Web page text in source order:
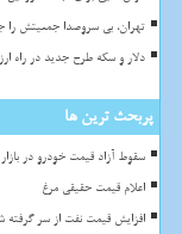
تهران، بی سروصدا جمعیتش را
دلار و سکه طرح جدید در راه
پربحث ترین ها
سقوط آزاد قیمت خودرو در بازار
اعلام قیمت حقیقی مرغ
افزایش قیمت نفت از سر گرفته